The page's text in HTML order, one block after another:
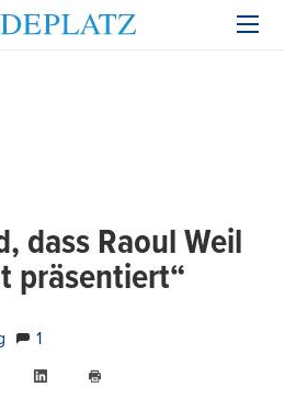
dass Raoul Weil
präsentiert“
1
FacebookLinkedIn